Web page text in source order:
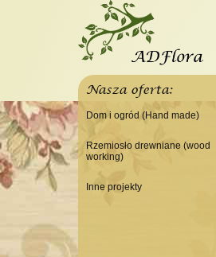
Nasza oferta:
Dom i ogród (Hand made)
Świeczniki
Tace
Panele, szyldy dekoracyjne
Rzemiosło drewniane (wood
working)
Do domu
Inne projekty